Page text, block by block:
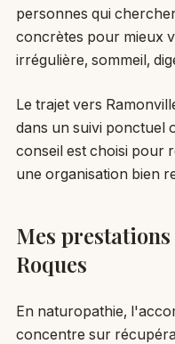
personnes qui
concrètes pour mieux
irrégulière, sommeil,
Le trajet vers
dans un suivi ponctuel
conseil est choisi pour
une organisation bien
Mes
Roques
En naturopathie,
concentre sur